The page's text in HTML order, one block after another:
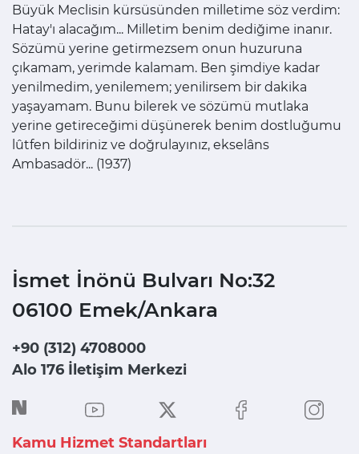
Büyük Meclisin kürsüsünden milletime söz verdim:
Hatay'ı alacağım... Milletim benim dediğime inanır.
Sözümü yerine getirmezsem onun huzuruna
çıkamam, yerimde kalamam. Ben şimdiye kadar
yenilmedim, yenilemem; yenilirsem bir dakika
yaşayamam. Bunu bilerek ve sözümü mutlaka
yerine getireceğimi düşünerek benim dostluğumu
lûtfen bildiriniz ve doğrulayınız, ekselâns
Ambasadör... (1937)
İsmet İnönü Bulvarı No:32
06100 Emek/Ankara
+90 (312) 4708000
Alo 176 İletişim Merkezi
Kamu Hizmet Standartları